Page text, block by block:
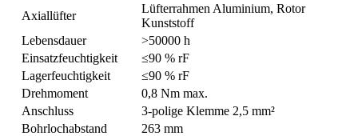
Axiallüfter
Lüfterrahmen Aluminium, Rotor
Kunststoff
Lebensdauer
>50000 h
Einsatzfeuchtigkeit
≤90 % rF
Lagerfeuchtigkeit
≤90 % rF
Drehmoment
0,8 Nm max.
Anschluss
3-polige Klemme 2,5 mm²
Bohrlochabstand
263 mm